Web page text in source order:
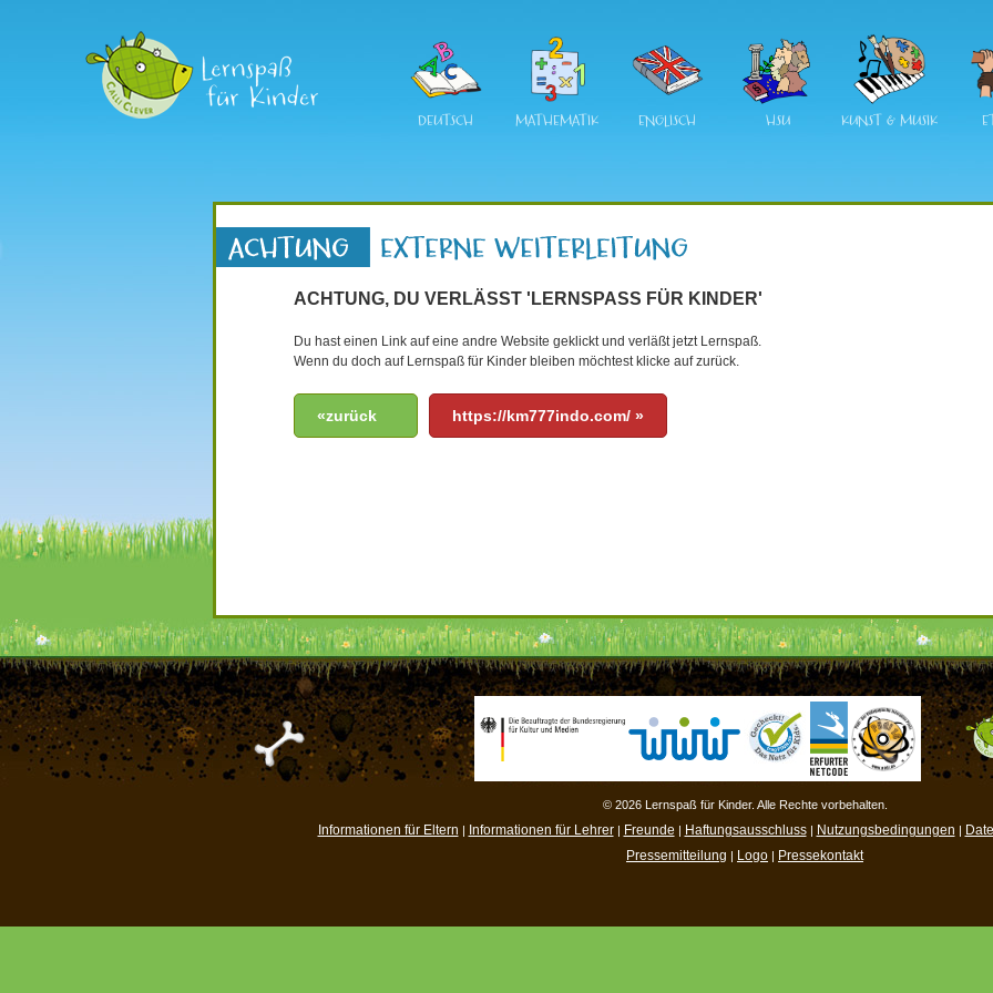
DEUTSCH MATHEMATIK ENGLISCH HSU KUNST & MUSIK
ACHTUNG, DU VERLÄSST 'LERNSPASS FÜR KINDER'
Du hast einen Link auf eine andre Website geklickt und verläßt jetzt Lernspaß.
Wenn du doch auf Lernspaß für Kinder bleiben möchtest klicke auf zurück.
«zurück https://km777indo.com/ »
© 2026 Lernspaß für Kinder. Alle Rechte vorbehalten.
Informationen für Eltern | Informationen für Lehrer| Freunde | Haftungsausschluss| Nutzungsbedingungen |
Pressemitteilung | Logo | Pressekontakt